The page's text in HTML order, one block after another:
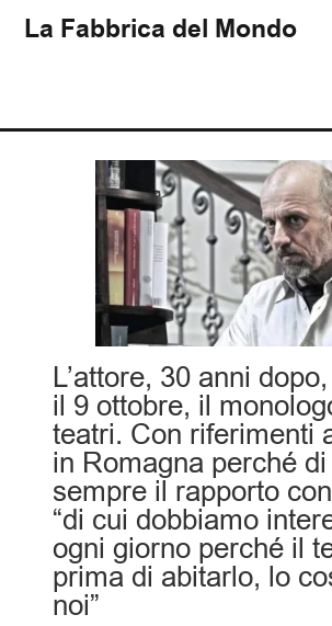
La Fabbrica del Mondo
L’attore, 30 anni
il 9 ottobre, il
teatri. Con riferimenti
in Romagna perché di
sempre il rapporto
“di cui dobbiamo
ogni giorno perché il
prima di abitarlo, lo
noi”